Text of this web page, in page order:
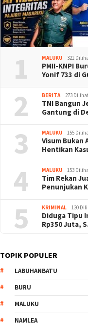
1 MALUKU 321
PMII-KNPI
Yonif 733 di
2 BERITA 273
TNI Bangun
Gantung di
3 MALUKU 155
Visum Bukan
Hentikan
4 MALUKU 153
Tim Rekan
Penunjukan
5 KRIMINAL 130
Diduga Tipu
Rp350 Juta,
TOPIK POPULER
LABUHANBATU
BURU
MALUKU
NAMLEA